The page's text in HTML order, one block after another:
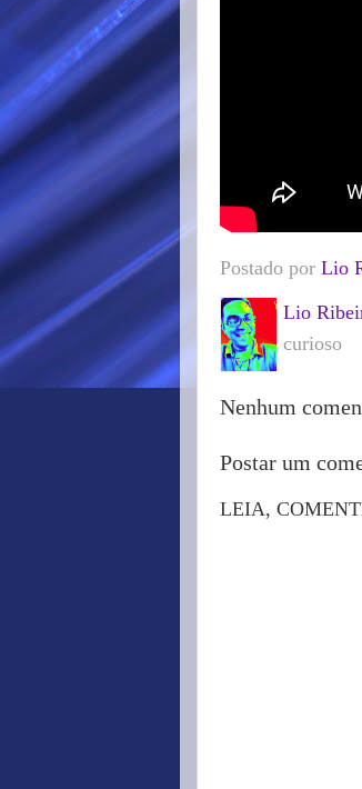
Postado por Lio
Lio
curioso
Nenhum
Postar um
LEIA,